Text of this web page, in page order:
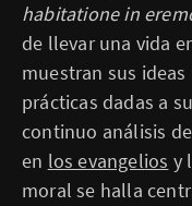
habitatione in
de llevar una vida
muestran sus
prácticas dadas a
continuo análisis
en los evangelios y
moral se halla